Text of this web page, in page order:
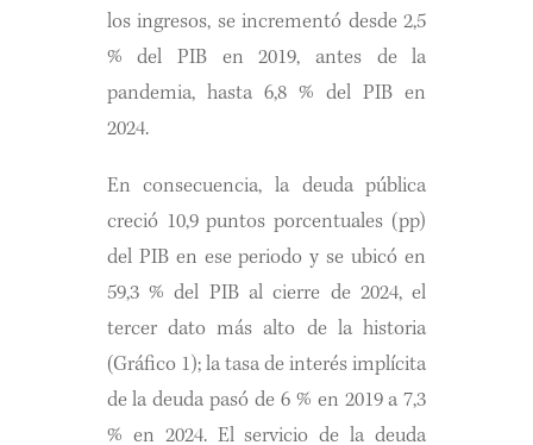
los ingresos, se incrementó desde 2,5
% del PIB en 2019, antes de la
pandemia, hasta 6,8 % del PIB en
2024.
En consecuencia, la deuda pública
creció 10,9 puntos porcentuales (pp)
del PIB en ese periodo y se ubicó en
59,3 % del PIB al cierre de 2024, el
tercer dato más alto de la historia
(Gráfico 1); la tasa de interés implícita
de la deuda pasó de 6 % en 2019 a 7,3
% en 2024. El servicio de la deuda